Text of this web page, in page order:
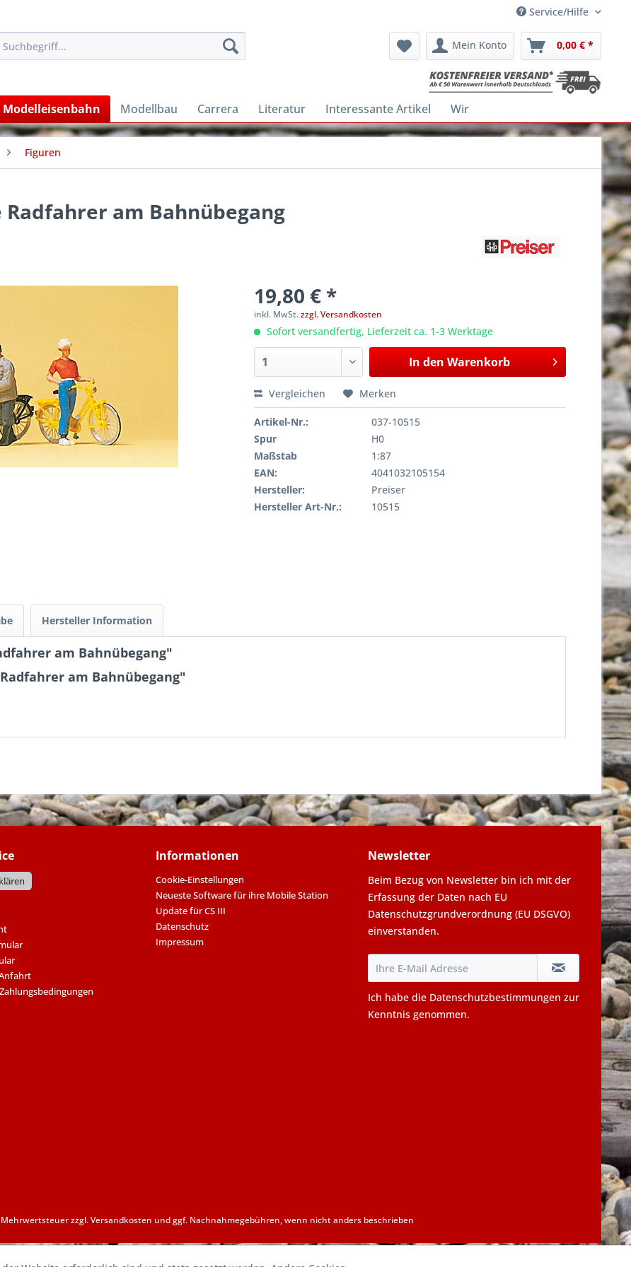
Service/Hilfe
Mein Konto 0,00 € *
Modelleisenbahn Modellbau Carrera Literatur Interessante Artikel Wir
Figuren
Radfahrer am Bahnübegang
19,80 € *
inkl. MwSt.zzgl. Versandkosten
Sofort versandfertig, Lieferzeit ca. 1-3 Werktage
In den Warenkorb
Vergleichen Merken
Artikel-Nr.:
037-10515
Spur
H0
Maßstab
1:87
EAN:
4041032105154
Hersteller:
Preiser
Hersteller Art-Nr.:
10515
Hersteller Information
am Bahnübegang"
am Bahnübegang"
Informationen
Cookie-Einstellungen
Neueste Software für ihre Mobile Station
Update für CS III
Datenschutz
Impressum
Newsletter
Beim Bezug von Newsletter bin ich mit der
Erfassung der Daten nach EU
Datenschutzgrundverordnung (EU DSGVO)
einverstanden.
Ich habe die Datenschutzbestimmungen zur
Kenntnis genommen.
zzgl.Versandkosten und ggf. Nachnahmegebühren, wenn nicht anders beschrieben